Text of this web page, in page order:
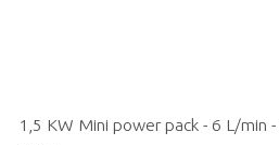
1,5 KW Mini power pack - 6 L/min